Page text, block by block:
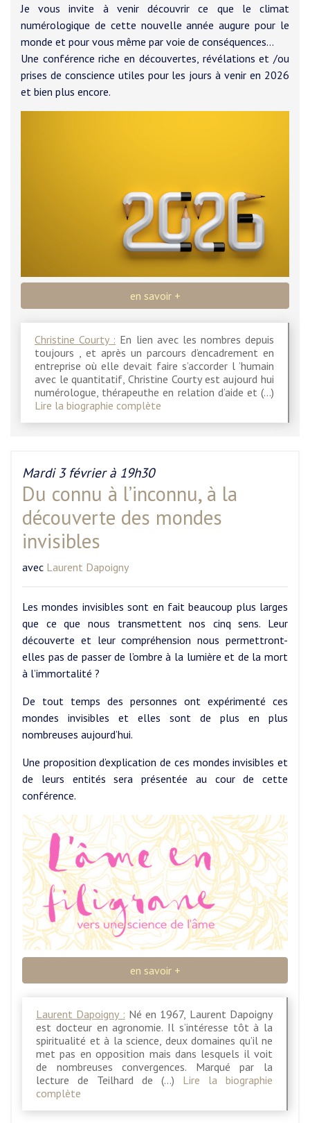
Je vous invite à venir découvrir ce que le climat
numérologique de cette nouvelle année augure pour le
monde et pour vous même par voie de conséquences...
Une conférence riche en découvertes, révélations et /ou
prises de conscience utiles pour les jours à venir en 2026
et bien plus encore.
en savoir +
Christine Courty : En lien avec les nombres depuis
toujours , et après un parcours d’encadrement en
entreprise où elle devait faire s’accorder l ’humain
avec le quantitatif, Christine Courty est aujourd hui
numérologue, thérapeuthe en relation d’aide et (…)
Lire la biographie complète
Mardi 3 février à 19h30
Du connu à l’inconnu, à la
découverte des mondes
invisibles
avec Laurent Dapoigny
Les mondes invisibles sont en fait beaucoup plus larges
que ce que nous transmettent nos cinq sens. Leur
découverte et leur compréhension nous permettront-
elles pas de passer de l’ombre à la lumière et de la mort
à l’immortalité ?
De tout temps des personnes ont expérimenté ces
mondes invisibles et elles sont de plus en plus
nombreuses aujourd’hui.
Une proposition d’explication de ces mondes invisibles et
de leurs entités sera présentée au cour de cette
conférence.
en savoir +
Laurent Dapoigny : Né en 1967, Laurent Dapoigny
est docteur en agronomie. Il s’intéresse tôt à la
spiritualité et à la science, deux domaines qu’il ne
met pas en opposition mais dans lesquels il voit
de nombreuses convergences. Marqué par la
lecture de Teilhard de (…) Lire la biographie
complète